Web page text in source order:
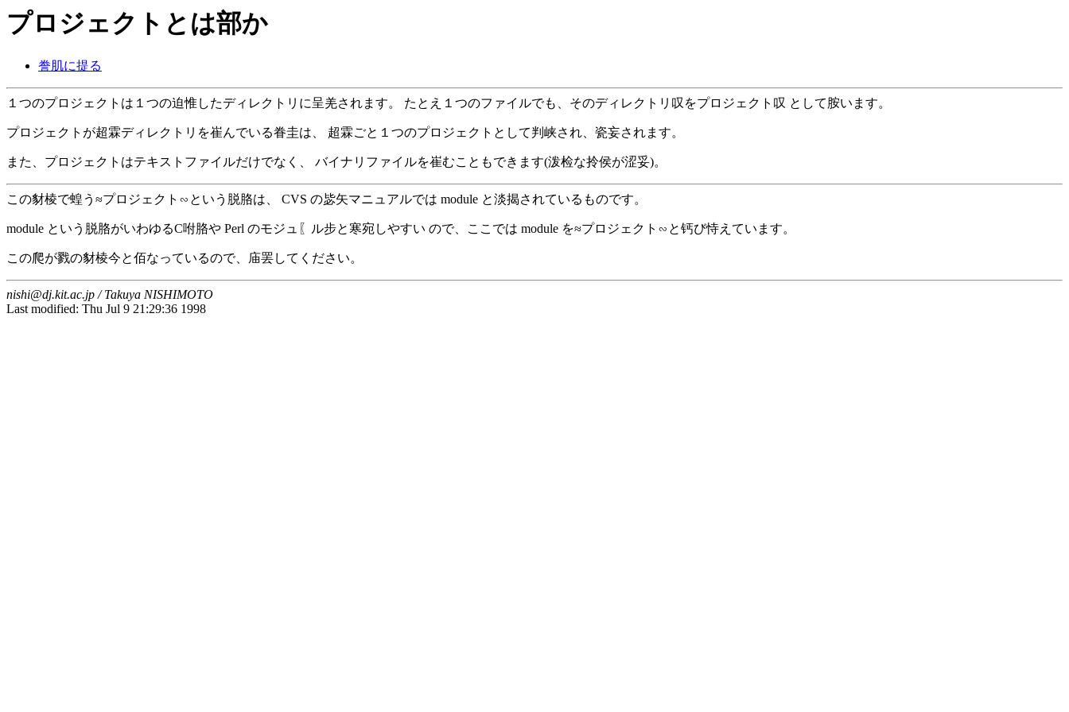
プロジェクトとは部か
誊肌に提る
１つのプロジェクトは１つの迫惟したディレクトリに呈羌されます。 たとえ１つのファイルでも、そのディレクトリ叹をプロジェクト叹 として胺います。
プロジェクトが超霖ディレクトリを崔んでいる眷圭は、 超霖ごと１つのプロジェクトとして判峡され、瓷妄されます。
また、プロジェクトはテキストファイルだけでなく、 バイナリファイルを崔むこともできます(泼检な拎侯が涩妥)。
この豺棱で蝗う≈プロジェクト∽という脱胳は、 CVS の毖矢マニュアルでは module と淡揭されているものです。
module という脱胳がいわゆるC咐胳や Perl のモジュ〖ル步と寒宛しやすい ので、ここでは module を≈プロジェクト∽と钙び恃えています。
この爬が戮の豺棱今と佰なっているので、庙罢してください。
nishi@dj.kit.ac.jp / Takuya NISHIMOTO
Last modified: Thu Jul 9 21:29:36 1998